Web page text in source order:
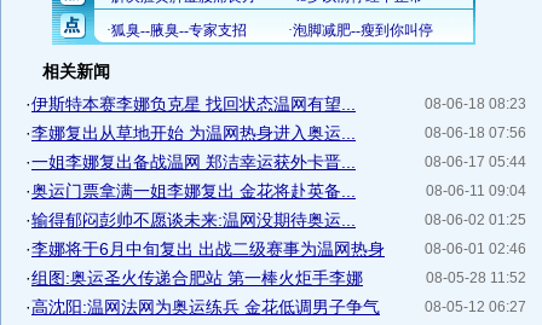
相关新闻
08-06-18 08:23
·伊斯特本赛李娜负克星 找回状态温网有望...
08-06-18 07:56
·李娜复出从草地开始 为温网热身进入奥运...
08-06-17 05:44
·一姐李娜复出备战温网 郑洁幸运获外卡晋...
08-06-11 09:04
·奥运门票拿满一姐李娜复出 金花将赴英备...
08-06-02 01:25
·输得郁闷彭帅不愿谈未来:温网没期待奥运...
08-06-01 02:46
·李娜将于6月中旬复出 出战二级赛事为温网热身
08-05-28 11:52
·组图:奥运圣火传递合肥站 第一棒火炬手李娜
08-05-12 06:27
·高沈阳:温网法网为奥运练兵 金花低调男子争气